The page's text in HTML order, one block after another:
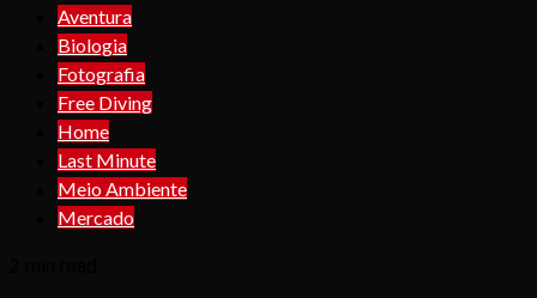
Aventura
Biologia
Fotografia
Free Diving
Home
Last Minute
Meio Ambiente
Mercado